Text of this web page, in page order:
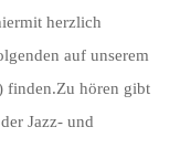
herzlich
auf unserem
finden.Zu hören gibt
Jazz- und